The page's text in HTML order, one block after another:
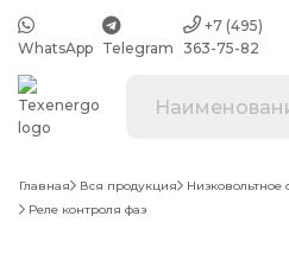
WhatsApp Telegram
+7 (495)
363-75-82
Главная Вся продукция Низковольтное
Реле контроля фаз